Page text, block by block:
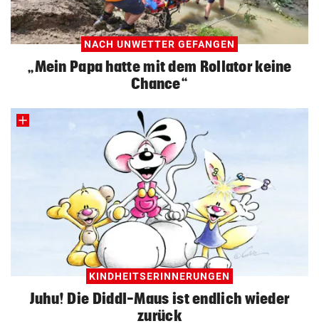
NACH UNWETTER GEFANGEN
„Mein Papa hatte mit dem Rollator keine
Chance“
KINDHEITSERINNERUNGEN
Juhu! Die Diddl-Maus ist endlich wieder
zurück